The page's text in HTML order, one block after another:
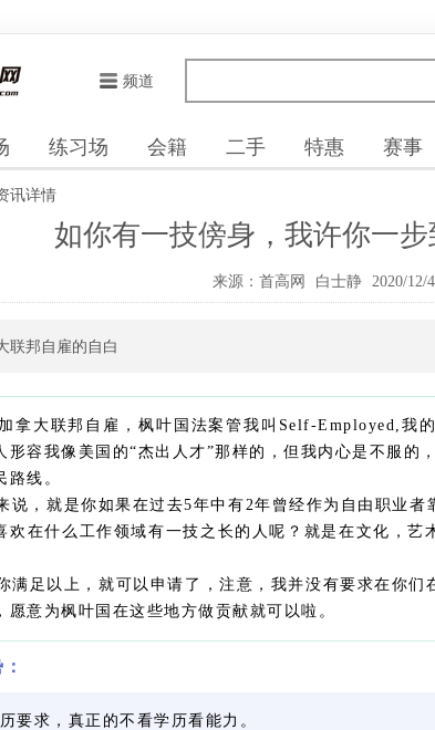
频道
练习场 会籍 二手 特惠 赛事
讯详情
如你有一技傍身，我许你一
来源：首高网 白士静 2020/12/
联邦自雇的自白
大联邦自雇，枫叶国法案管我叫Self-Employed,我的
形容我像美国的“杰出人才”那样的，但我内心是不服的
路线。
就是你如果在过去5年中有2年曾经作为自由职业者
欢在什么工作领域有一技之长的人呢？就是在文化，艺
以上，就可以申请了，注意，我并没有要求在你们
愿意为枫叶国在这些地方做贡献就可以啦。
要求，真正的不看学历看能力。